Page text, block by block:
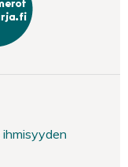
ihmisyyden